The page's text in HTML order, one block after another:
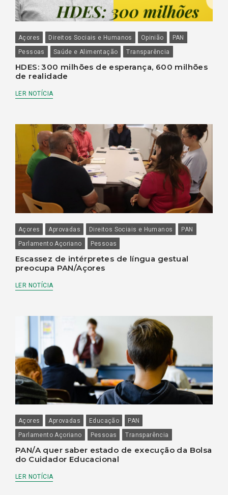
Açores Direitos Sociais e Humanos Opinião
PAN
Pessoas
Saúde e Alimentação Transparência
HDES: 300 milhões de esperança, 600 milhões
de realidade
LER NOTÍCIA
Açores Aprovadas Direitos Sociais e Humanos
PAN
Parlamento Açoriano
Pessoas
Escassez de intérpretes de língua gestual
preocupa PAN/Açores
LER NOTÍCIA
Açores Aprovadas Educação
PAN
Parlamento Açoriano
Pessoas Transparência
PAN/A quer saber estado de execução da Bolsa
do Cuidador Educacional
LER NOTÍCIA